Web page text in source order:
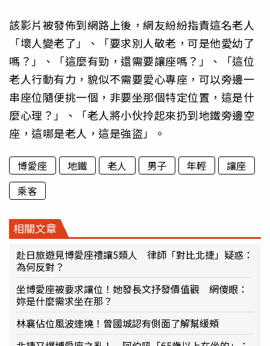
該影片被發佈到網路上後，網友紛紛指責這名老人
「壞人變老了」、「要求別人敬老，可是他愛幼了
嗎？」、「這麼有勁，還需要讓座嗎？」、「這位
老人行動有力，貌似不需要愛心專座，可以旁邊一
串座位隨便挑一個，非要坐那個特定位置，這是什
麼心理？」、「老人將小伙拎起來扔到地鐵旁邊空
座，這哪是老人，這是強盜」。
博愛座 地鐵 老人 男子 年輕
讓座
乘客
相關文章
赴日旅遊見博愛座禮讓5類人 律師「對比北捷」疑惑：
為何反對？
坐博愛座被要求讓位！她發長文抒發價值觀 網傻眼：
妳是什麼需求坐在那？
林襄佔位風波連燒！曾國城認有側面了解幫緩頰